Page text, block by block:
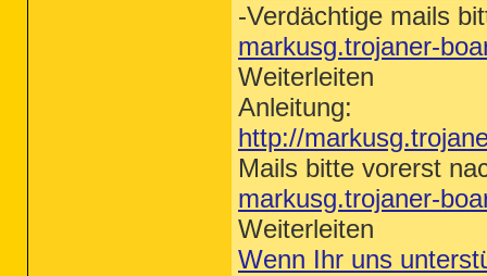
-Verdächtige mails
markusg.trojaner-
Weiterleiten
Anleitung:
http://
Mails bitte vorerst
markusg.trojaner-
Weiterleiten
Wenn Ihr uns